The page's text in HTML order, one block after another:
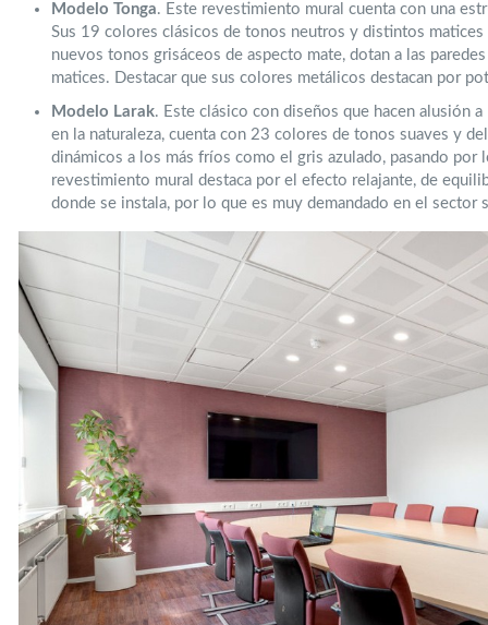
Modelo Tonga. Este revestimiento mural cuenta con una
Sus 19 colores clásicos de tonos neutros y distintos
nuevos tonos grisáceos de aspecto mate, dotan a las
matices. Destacar que sus colores metálicos destacan por
Modelo Larak. Este clásico con diseños que hacen alusión
en la naturaleza, cuenta con 23 colores de tonos suaves y
dinámicos a los más fríos como el gris azulado, pasando por
revestimiento mural destaca por el efecto relajante, de
donde se instala, por lo que es muy demandado en el sector